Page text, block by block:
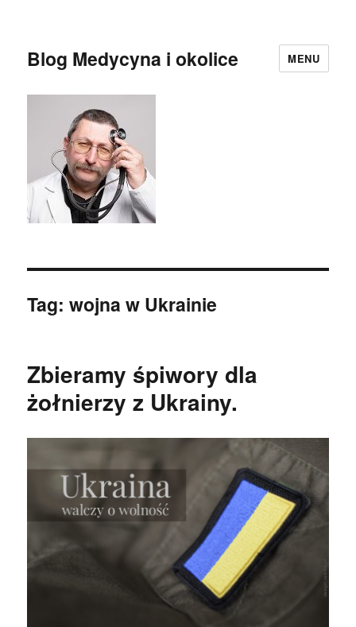
Blog Medycyna i okolice MENU
Tag:wojna w Ukrainie
Zbieramy śpiwory dla
żołnierzy z Ukrainy.